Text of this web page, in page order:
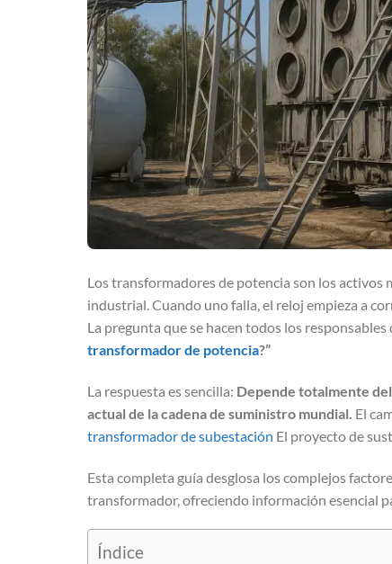
Los transformadores de potencia son los activos
industrial. Cuando uno falla, el reloj empieza a
La pregunta que se hacen todos los responsables
transformador de potencia?”
La respuesta es sencilla: Depende totalmente
actual de la cadena de suministro mundial. El
transformador de subestación El proyecto de
Esta completa guía desglosa los complejos
transformador, ofreciendo información esencial
Índice